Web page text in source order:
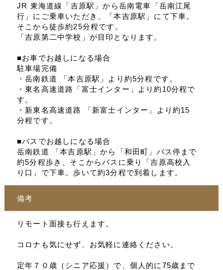
JR 東海道線「吉原駅」から岳南電車「岳南江尾
行」にご乗車いただき、「本吉原駅」にて下車。
そこから徒歩約25分程です。
「吉原第二中学校」が目印となります。
■お車でお越しになる場合
駐車場完備
・岳南鉄道 「本吉原駅」より約5分程です。
・東名高速道路「富士インター」より約10分程で
す。
・新東名高速道路 「新富士インター」より約15
分程です。
■バスでお越しになる場合
岳南鉄道 「本吉原駅」から「和田町」バス停まで
約5分程歩き、そこからバスに乗り「吉原高校入
り口」で下車。歩いて約3分程で到着します。
備考
リモート面接も行えます。
コロナも気にせず、お気軽に連絡ください。
定年７０歳（シニア応援）で、個人的に75歳まで